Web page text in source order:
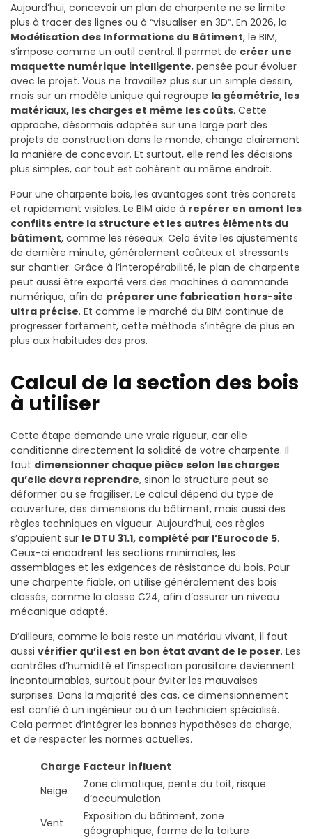
Aujourd’hui, concevoir un plan de charpente ne se limite
plus à tracer des lignes ou à “visualiser en 3D”. En 2026, la
Modélisation des Informations du Bâtiment, le BIM,
s’impose comme un outil central. Il permet de créer une
maquette numérique intelligente, pensée pour évoluer
avec le projet. Vous ne travaillez plus sur un simple dessin,
mais sur un modèle unique qui regroupe la géométrie, les
matériaux, les charges et même les coûts. Cette
approche, désormais adoptée sur une large part des
projets de construction dans le monde, change clairement
la manière de concevoir. Et surtout, elle rend les décisions
plus simples, car tout est cohérent au même endroit.
Pour une charpente bois, les avantages sont très concrets
et rapidement visibles. Le BIM aide à repérer en amont les
conflits entre la structure et les autres éléments du
bâtiment, comme les réseaux. Cela évite les ajustements
de dernière minute, généralement coûteux et stressants
sur chantier. Grâce à l’interopérabilité, le plan de charpente
peut aussi être exporté vers des machines à commande
numérique, afin de préparer une fabrication hors-site
ultra précise. Et comme le marché du BIM continue de
progresser fortement, cette méthode s’intègre de plus en
plus aux habitudes des pros.
Calcul de la section des bois
à utiliser
Cette étape demande une vraie rigueur, car elle
conditionne directement la solidité de votre charpente. Il
faut dimensionner chaque pièce selon les charges
qu’elle devra reprendre, sinon la structure peut se
déformer ou se fragiliser. Le calcul dépend du type de
couverture, des dimensions du bâtiment, mais aussi des
règles techniques en vigueur. Aujourd’hui, ces règles
s’appuient sur le DTU 31.1, complété par l’Eurocode 5.
Ceux-ci encadrent les sections minimales, les
assemblages et les exigences de résistance du bois. Pour
une charpente fiable, on utilise généralement des bois
classés, comme la classe C24, afin d’assurer un niveau
mécanique adapté.
D’ailleurs, comme le bois reste un matériau vivant, il faut
aussi vérifier qu’il est en bon état avant de le poser. Les
contrôles d’humidité et l’inspection parasitaire deviennent
incontournables, surtout pour éviter les mauvaises
surprises. Dans la majorité des cas, ce dimensionnement
est confié à un ingénieur ou à un technicien spécialisé.
Cela permet d’intégrer les bonnes hypothèses de charge,
et de respecter les normes actuelles.
Charge Facteur influent
Neige
Zone climatique, pente du toit, risque
d’accumulation
Vent
Exposition du bâtiment, zone
géographique, forme de la toiture